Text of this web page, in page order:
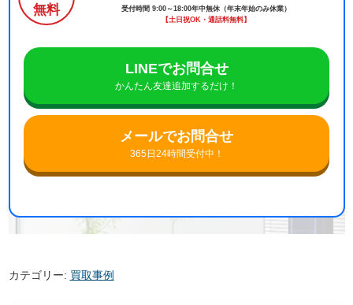
無料
受付時間 9:00～18:00年中無休（年末年始のみ休業）
【土日祝OK・通話料無料】
LINEでお問合せ
かんたん友達追加するだけ！
メールでお問合せ
365日24時間受付中！
カテゴリー: 買取事例